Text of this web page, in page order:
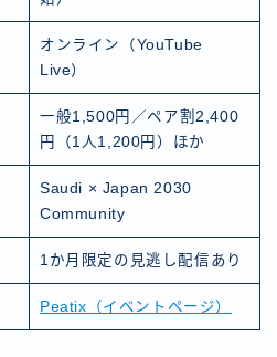
オンライン（YouTube
Live）
一般1,500円／ペア割2,400
円（1人1,200円）ほか
Saudi × Japan 2030
Community
1か月限定の見逃し配信あり
Peatix（イベントページ）